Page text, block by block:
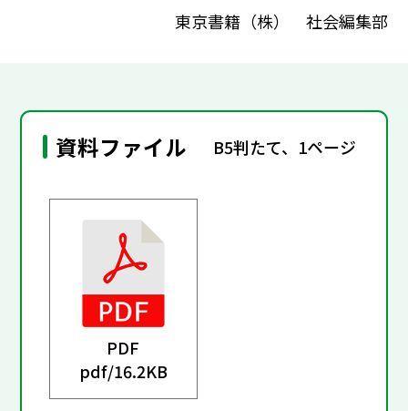
東京書籍（株） 社会編集部
資料ファイル B5判たて、1ページ
PDF
pdf/16.2KB